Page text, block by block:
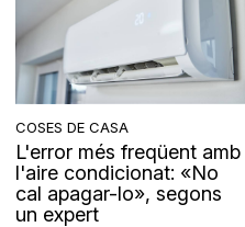
COSES DE CASA
L'error més freqüent amb
l'aire condicionat: «No
cal apagar-lo», segons
un expert